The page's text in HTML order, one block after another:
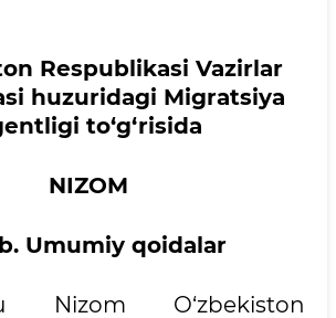
Respublikasi Vazirlar
huzuridagi Migratsiya
to‘g‘risida
NIZOM
Umumiy qoidalar
Nizom O‘zbekiston